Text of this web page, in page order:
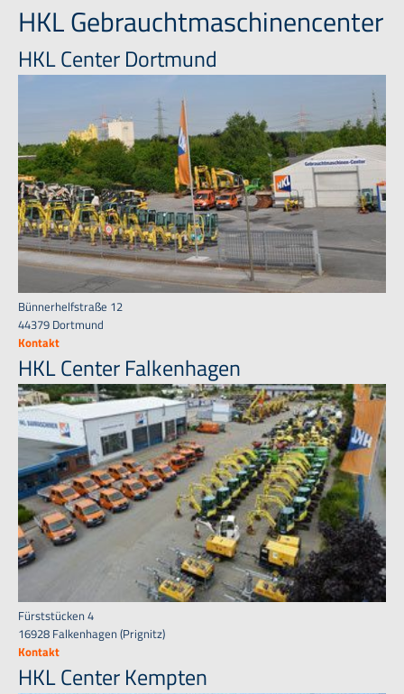
HKL Gebrauchtmaschinencenter
HKL Center Dortmund
Bünnerhelfstraße 12
44379 Dortmund
Kontakt
HKL Center Falkenhagen
Fürststücken 4
16928 Falkenhagen (Prignitz)
Kontakt
HKL Center Kempten